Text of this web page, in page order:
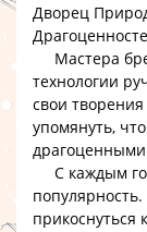
Дворец
Мастера
технологии
свои
упомянуть,
С каждым
прикоснуться